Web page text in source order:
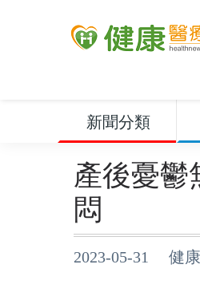
新聞分類
產後憂
悶
2023-05-31 健